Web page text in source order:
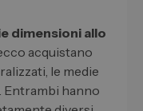
dimensioni allo
acquistano
le medie
Entrambi hanno